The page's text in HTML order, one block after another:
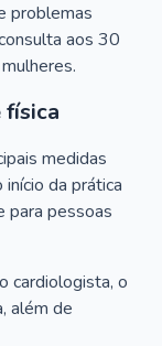
problemas
aos 30
física
medidas
da prática
para pessoas
cardiologista, o
além de